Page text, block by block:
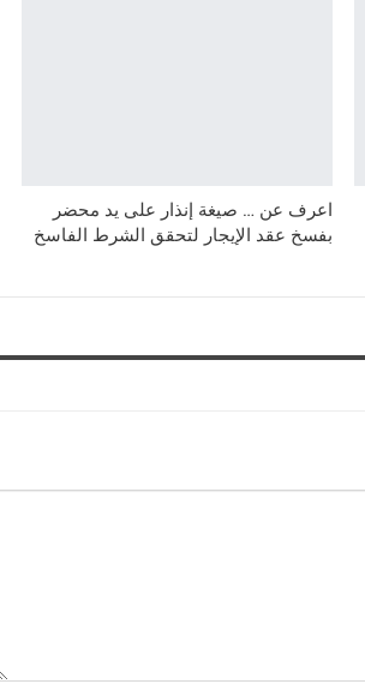
اعرف عن … صيغة إنذار على يد محضر
بفسخ عقد الإيجار لتحقق الشرط الفاسخ